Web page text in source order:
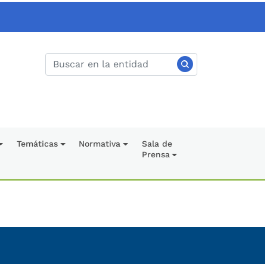
Temáticas Normativa
Sala de
Prensa